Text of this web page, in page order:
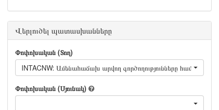
Վերլուծել պատասխանները
Փոփոխական (Տող)
INTACNW: Ամենահաճախ արվող գործողությունները
Փոփոխական (Սյունակ)